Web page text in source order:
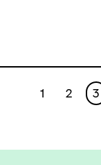
1 2 3